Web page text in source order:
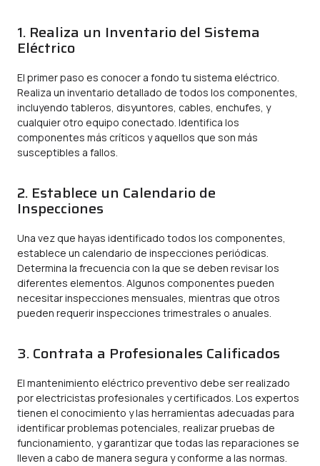
1. Realiza un Inventario del Sistema
Eléctrico
El primer paso es conocer a fondo tu sistema eléctrico.
Realiza un inventario detallado de todos los componentes,
incluyendo tableros, disyuntores, cables, enchufes, y
cualquier otro equipo conectado. Identifica los
componentes más críticos y aquellos que son más
susceptibles a fallos.
2. Establece un Calendario de
Inspecciones
Una vez que hayas identificado todos los componentes,
establece un calendario de inspecciones periódicas.
Determina la frecuencia con la que se deben revisar los
diferentes elementos. Algunos componentes pueden
necesitar inspecciones mensuales, mientras que otros
pueden requerir inspecciones trimestrales o anuales.
3. Contrata a Profesionales Calificados
El mantenimiento eléctrico preventivo debe ser realizado
por electricistas profesionales y certificados. Los expertos
tienen el conocimiento y las herramientas adecuadas para
identificar problemas potenciales, realizar pruebas de
funcionamiento, y garantizar que todas las reparaciones se
lleven a cabo de manera segura y conforme a las normas.